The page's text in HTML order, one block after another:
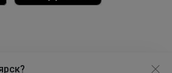
этот сайт и нажимая кнопку